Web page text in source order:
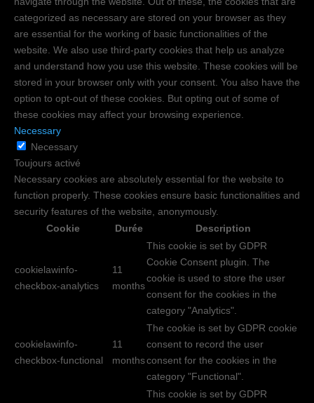
categorized as necessary are stored on your browser as they
are essential for the working of basic functionalities of the
website. We also use third-party cookies that help us analyze
and understand how you use this website. These cookies will be
stored in your browser only with your consent. You also have the
option to opt-out of these cookies. But opting out of some of
these cookies may affect your browsing experience.
Necessary
Necessary
Toujours activé
Necessary cookies are absolutely essential for the website to
function properly. These cookies ensure basic functionalities and
security features of the website, anonymously.
Cookie
Durée Description
cookielawinfo-
checkbox-analytics
11
months
This cookie is set by GDPR
Cookie Consent plugin. The
cookie is used to store the user
consent for the cookies in the
category "Analytics".
cookielawinfo-
checkbox-functional
11
months
The cookie is set by GDPR cookie
consent to record the user
consent for the cookies in the
category "Functional".
This cookie is set by GDPR